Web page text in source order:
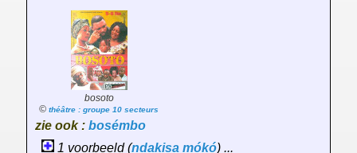
bosoto
© théâtre : groupe 10 secteurs
zie ook : bosémbo
1 voorbeeld (ndakisa mókó) ...